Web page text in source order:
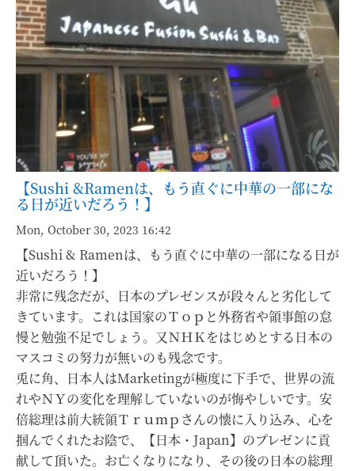
【Sushi &Ramenは、もう直ぐに中華の一部にな
る日が近いだろう！】
Mon, October 30, 2023 16:42
【Sushi & Ramenは、もう直ぐに中華の一部になる日が
近いだろう！】
非常に残念だが、日本のプレゼンスが段々んと劣化して
きています。これは国家のＴｏｐと外務省や領事館の怠
慢と勉強不足でしょう。又ＮＨＫをはじめとする日本の
マスコミの努力が無いのも残念です。
兎に角、日本人はMarketingが極度に下手で、世界の流
れやＮＹの変化を理解していないのが悔やしいです。安
倍総理は前大統領Ｔｒｕｍｐさんの懐に入り込み、心を
掴んでくれたお陰で、【日本・Japan】のプレゼンに貢
献して頂いた。お亡くなりになり、その後の日本の総理